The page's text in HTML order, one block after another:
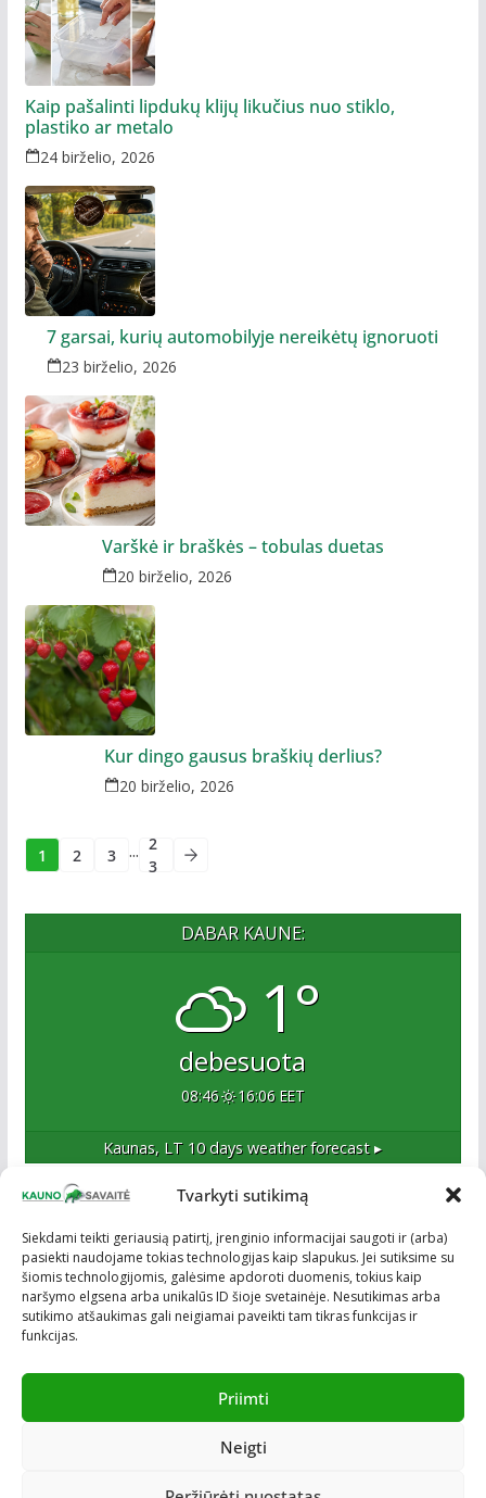
Tvarkyti sutikimą
Siekdami teikti geriausią patirtį, įrenginio informacijai saugoti ir (arba)
pasiekti naudojame tokias technologijas kaip slapukus. Jei sutiksime su
šiomis technologijomis, galėsime apdoroti duomenis, tokius kaip
naršymo elgsena arba unikalūs ID šioje svetainėje. Nesutikimas arba
sutikimo atšaukimas gali neigiamai paveikti tam tikras funkcijas ir
funkcijas.
Priimti
Neigti
Kaip pašalinti lipdukų klijų likučius nuo stiklo,
plastiko ar metalo
24 birželio, 2026
7 garsai, kurių automobilyje nereikėtų ignoruoti
23 birželio, 2026
Varškė ir braškės – tobulas duetas
20 birželio, 2026
Kur dingo gausus braškių derlius?
20 birželio, 2026
1 2 3 ... 2
3
DABAR KAUNE:
1°
debesuota
08:46 16:06 EET
Kaunas, LT 10 days weather forecast ▸
Esame naujas Kaune, tačiau veržlus ir profesionalus
kolektyvas. Ne naujokai žiniasklaidoje. Į Kauną
žengiame tvirtai įsitikinę savo sėkme.
Visos teisės saugomos © ON MEDIA. Sukurta naudojant